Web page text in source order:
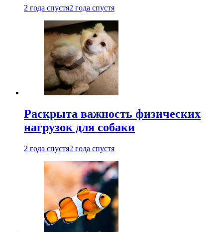
2 года спустя2 года спустя
Раскрыта важность физических
нагрузок для собаки
2 года спустя2 года спустя